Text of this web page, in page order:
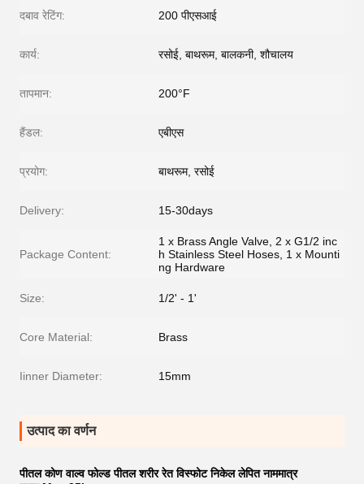
दबाव रेटिंग: 200 पीएसआई
कार्य: रसोई, बाथरूम, बालकनी, शौचालय
तापमान: 200°F
हैंडल: एबीएस
प्रयोग: बाथरूम, रसोई
Delivery: 15-30days
Package Content:
1 x Brass Angle Valve, 2 x G1/2 inc
h Stainless Steel Hoses, 1 x Mounti
ng Hardware
Size: 1/2' - 1'
Core Material: Brass
Iinner Diameter: 15mm
उत्पाद का वर्णन
पीतल कोण वाल्व फोल्ड पीतल शरीर रेत विस्फोट निकेल लेपित नाममात्र